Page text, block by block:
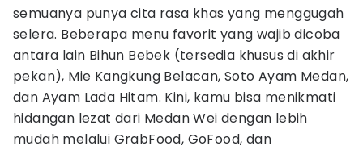
semuanya punya cita rasa khas yang menggugah
selera. Beberapa menu favorit yang wajib dicoba
antara lain Bihun Bebek (tersedia khusus di akhir
pekan), Mie Kangkung Belacan, Soto Ayam Medan,
dan Ayam Lada Hitam. Kini, kamu bisa menikmati
hidangan lezat dari Medan Wei dengan lebih
mudah melalui GrabFood, GoFood, dan